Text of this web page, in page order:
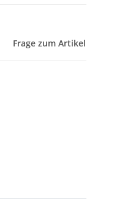
Frage zum Artikel